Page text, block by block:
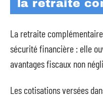
la retraite
La retraite
sécurité financière : elle
avantages fiscaux non
Les cotisations versées